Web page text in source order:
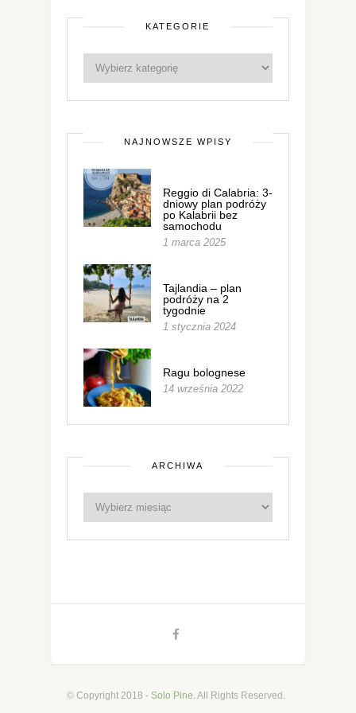
KATEGORIE
NAJNOWSZE WPISY
Reggio di Calabria: 3-
dniowy plan podróży
po Kalabrii bez
samochodu
1 marca 2025
Tajlandia – plan
podróży na 2
tygodnie
1 stycznia 2024
Ragu bolognese
14 września 2022
ARCHIWA
© Copyright 2018 - Solo Pine. All Rights Reserved.